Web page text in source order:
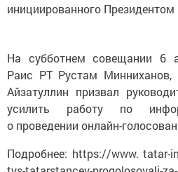
инициированного
На субботнем совещании 6
Раис РТ Рустам
Айзатуллин призвал
усилить работу по
о проведении онлайн-
Подробнее: https://www. tatar-